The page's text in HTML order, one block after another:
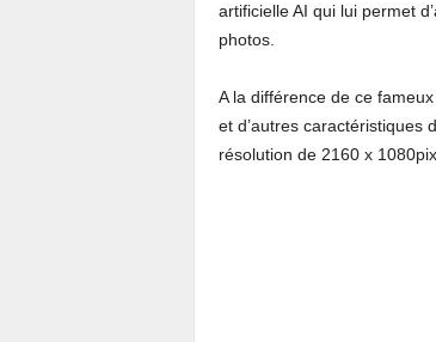
artificielle AI qui lui permet
photos.
A la différence de ce
et d’autres caractéristiques
résolution de 2160 x